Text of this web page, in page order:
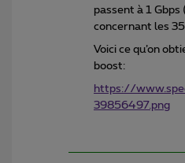
passent à 1 Gbps
concernant les
Voici ce qu’on
boost:
https://
39856497.png